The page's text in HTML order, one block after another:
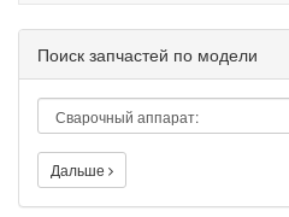
Поиск запчастей по модели
Дальше